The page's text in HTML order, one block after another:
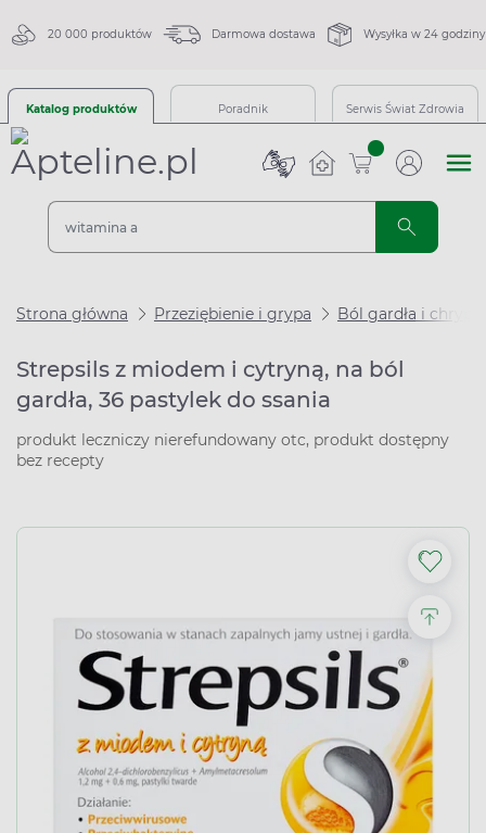
20 000 produktów Darmowa dostawa Wysyłka w 24 godziny
Katalog produktów Poradnik Serwis Świat Zdrowia
sztuk
Strona główna Przeziębienie i grypa Ból gardła i
Strepsils z miodem i cytryną, na ból
gardła, 36 pastylek do ssania
produkt leczniczy nierefundowany otc, produkt dostępny
bez recepty